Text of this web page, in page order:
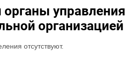
органы управления
организацией
отсутствуют.